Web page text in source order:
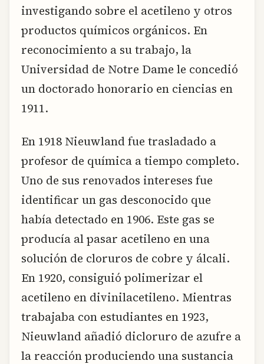
investigando sobre el acetileno y otros
productos químicos orgánicos. En
reconocimiento a su trabajo, la
Universidad de Notre Dame le concedió
un doctorado honorario en ciencias en
1911.
En 1918 Nieuwland fue trasladado a
profesor de química a tiempo completo.
Uno de sus renovados intereses fue
identificar un gas desconocido que
había detectado en 1906. Este gas se
producía al pasar acetileno en una
solución de cloruros de cobre y álcali.
En 1920, consiguió polimerizar el
acetileno en divinilacetileno. Mientras
trabajaba con estudiantes en 1923,
Nieuwland añadió dicloruro de azufre a
la reacción produciendo una sustancia